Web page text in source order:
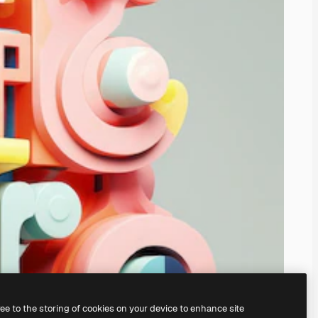
vår AI Image Generator.
to the storing of cookies on your device to enhance site